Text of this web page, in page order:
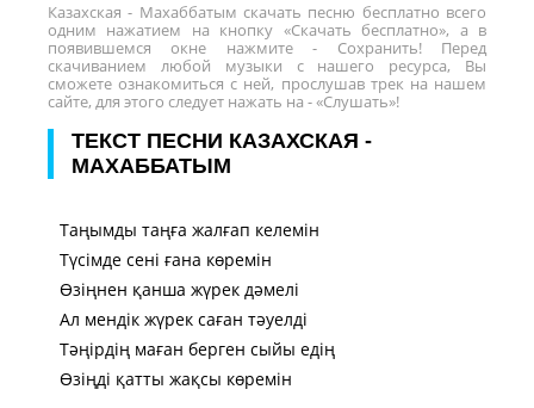
Казахская - Махаббатым скачать песню бесплатно всего
одним нажатием на кнопку «Скачать бесплатно», а в
появившемся окне нажмите - Сохранить! Перед
скачиванием любой музыки с нашего ресурса, Вы
сможете ознакомиться с ней, прослушав трек на нашем
сайте, для этого следует нажать на - «Слушать»!
ТЕКСТ ПЕСНИ КАЗАХСКАЯ -
МАХАББАТЫМ
Таңымды таңға жалғап келемін
Түсімде сені ғана көремін
Өзіңнен қанша жүрек дәмелі
Ал мендік жүрек саған тәуелді
Тәңірдің маған берген сыйы едің
Өзіңді қатты жақсы көремін